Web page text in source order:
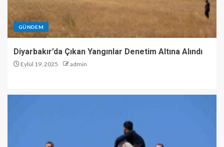
GÜNDEM
Diyarbakır’da Çıkan Yangınlar Denetim Altına Alındı
Eylül 19, 2025 admin